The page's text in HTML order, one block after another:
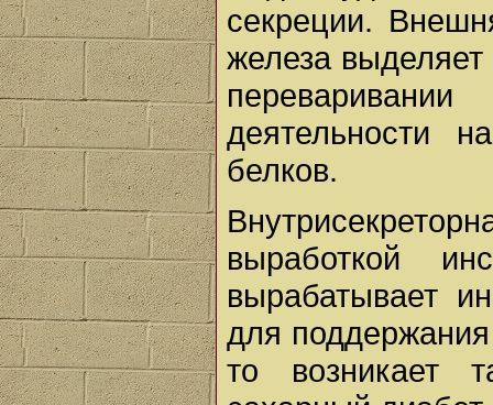
секреции.
железа выделяет
деятельности
белков.
выработкой
вырабатывает
для
то возникает